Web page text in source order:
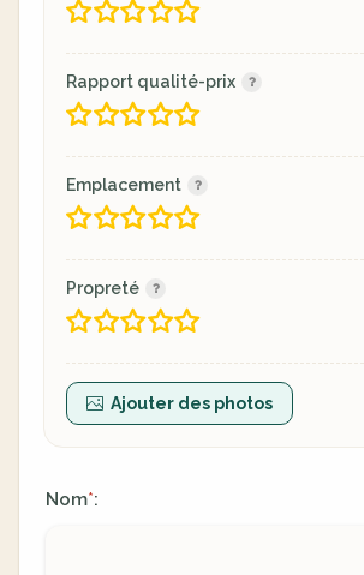
Rapport qualité-prix
Emplacement
Propreté
Ajouter des photos
Nom*: